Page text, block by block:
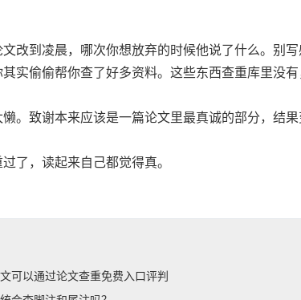
改到凌晨，哪次你想放弃的时候他说了什么。别
实偷偷帮你查了好多资料。这些东西查重库里没
。致谢本来应该是一篇论文里最真诚的部分，结
了，读起来自己都觉得真。
可以通过论文查重免费入口评判